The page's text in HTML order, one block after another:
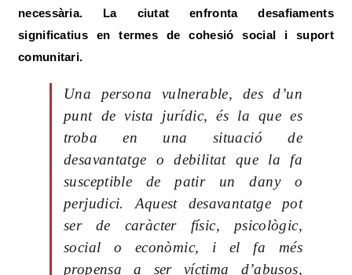
necessària. La ciutat enfronta desafiaments
significatius en termes de cohesió social i suport
comunitari.
Una persona vulnerable, des d’un
punt de vista jurídic, és la que es
troba en una situació de
desavantatge o debilitat que la fa
susceptible de patir un dany o
perjudici. Aquest desavantatge pot
ser de caràcter físic, psicològic,
social o econòmic, i el fa més
propensa a ser víctima d’abusos,